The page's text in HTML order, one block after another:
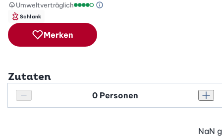
Umweltverträglich
Green Betty Skala Info
Schlank
Merken
Zutaten
Personenanzahl verringern
Personenanzahl
NaN g